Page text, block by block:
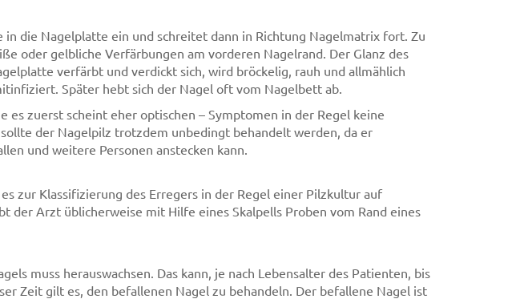
die Nagelplatte ein und schreitet dann in Richtung Nagelmatrix fort. Zu
oder gelbliche Verfärbungen am vorderen Nagelrand. Der Glanz des
verfärbt und verdickt sich, wird bröckelig, rauh und allmählich
Später hebt sich der Nagel oft vom Nagelbett ab.
es zuerst scheint eher optischen – Symptomen in der Regel keine
der Nagelpilz trotzdem unbedingt behandelt werden, da er
und weitere Personen anstecken kann.
zur Klassifizierung des Erregers in der Regel einer Pilzkultur auf
der Arzt üblicherweise mit Hilfe eines Skalpells Proben vom Rand eines
muss herauswachsen. Das kann, je nach Lebensalter des Patienten, bis
Zeit gilt es, den befallenen Nagel zu behandeln. Der befallene Nagel ist